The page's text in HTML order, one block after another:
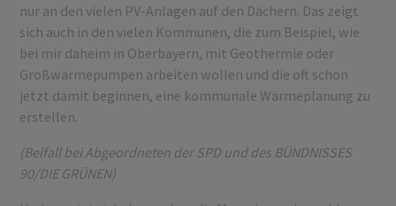
nur an den vielen PV-Anlagen auf den Dächern. Das zeigt
sich auch in den vielen Kommunen, die zum Beispiel, wie
bei mir daheim in Oberbayern, mit Geothermie oder
Großwärmepumpen arbeiten wollen und die oft schon
jetzt damit beginnen, eine kommunale Wärmeplanung zu
erstellen.
(Beifall bei Abgeordneten der SPD und des BÜNDNISSES
90/DIE GRÜNEN)